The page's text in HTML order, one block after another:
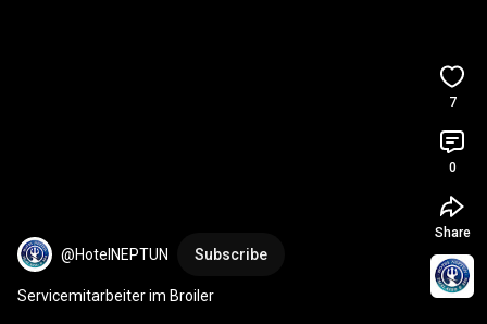
@HotelNEPTUN Subscribe
Servicemitarbeiter im Broiler
7
0
Share